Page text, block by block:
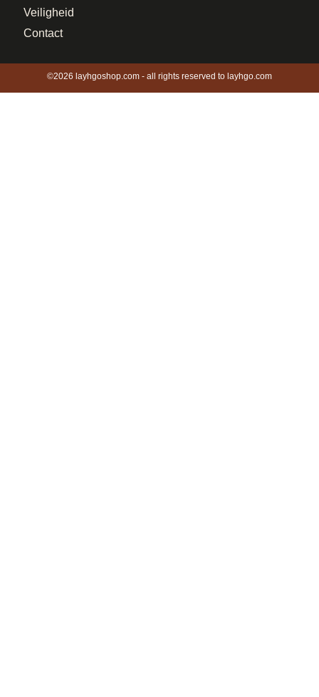
Veiligheid
Contact
©2026 layhgoshop.com - all rights reserved to layhgo.com